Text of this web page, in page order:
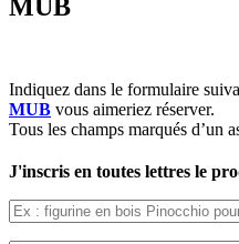
MUB
Indiquez dans le formulaire
MUB vous aimeriez réserver.
Tous les champs marqués d’un
J'inscris en toutes lettres le